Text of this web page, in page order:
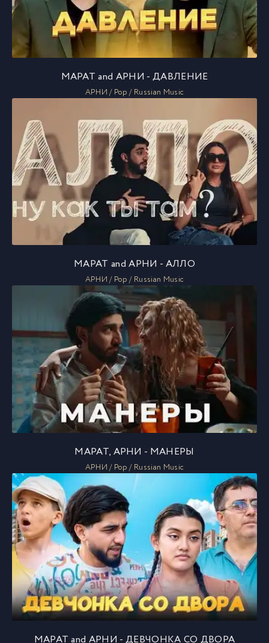
МАРАТ and АРНИ - ДАВЛЕНИЕ
АРНИ / Pop / Russian Music
МАРАТ and АРНИ - АЛЛО
АРНИ / Pop / Russian Music
МАРАТ, АРНИ - МАНЕРЫ
АРНИ / Pop / Russian Music
МАРАТ and АРНИ - ДЕВЧОНКА СО ДВОРА